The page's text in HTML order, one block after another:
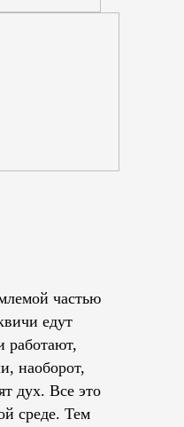
частью
едут
работают,
наоборот,
дух. Все это
среде. Тем